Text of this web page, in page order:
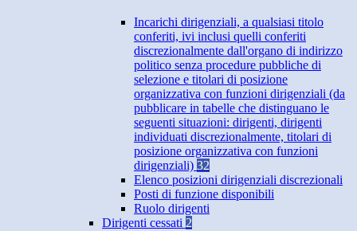
Incarichi dirigenziali, a qualsiasi titolo
conferiti, ivi inclusi quelli conferiti
discrezionalmente dall'organo di indirizzo
politico senza procedure pubbliche di
selezione e titolari di posizione
organizzativa con funzioni dirigenziali (da
pubblicare in tabelle che distinguano le
seguenti situazioni: dirigenti, dirigenti
individuati discrezionalmente, titolari di
posizione organizzativa con funzioni
dirigenziali) 32
Elenco posizioni dirigenziali discrezionali
Posti di funzione disponibili
Ruolo dirigenti
Dirigenti cessati 2